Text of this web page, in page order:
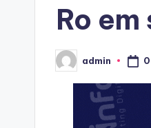
Ro
Posted
by
admin